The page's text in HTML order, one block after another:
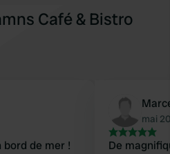
Café & Bistro
de mer !
mai
De